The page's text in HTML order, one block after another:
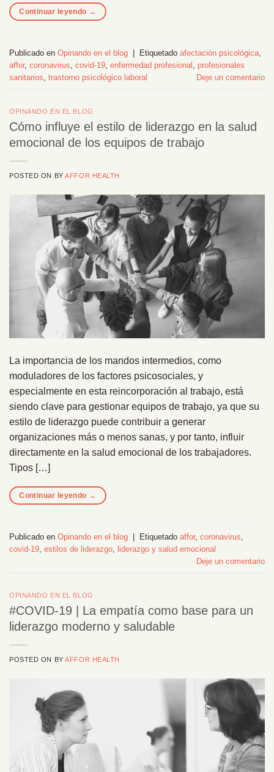
Continuar leyendo →
Publicado en Opinando en el blog Etiquetado afectación psicológica,
affor, coronavirus, covid-19, enfermedad profesional , profesionales
sanitarios, trastorno psicológico laboral Deje un comentario
OPINANDO EN EL BLOG
Cómo influye el estilo de liderazgo en la salud
emocional de los equipos de trabajo
POSTED ON BYAFFOR HEALTH
La importancia de los mandos intermedios, como
moduladores de los factores psicosociales, y
especialmente en esta reincorporación al trabajo, está
siendo clave para gestionar equipos de trabajo, ya que su
estilo de liderazgo puede contribuir a generar
organizaciones más o menos sanas, y por tanto, influir
directamente en la salud emocional de los trabajadores.
Tipos […]
Continuar leyendo →
Publicado en Opinando en el blog Etiquetado affor, coronavirus,
covid-19, estilos de liderazgo, liderazgo y salud emocional
Deje un comentario
OPINANDO EN EL BLOG
#COVID-19 | La empatía como base para un
liderazgo moderno y saludable
POSTED ON BYAFFOR HEALTH